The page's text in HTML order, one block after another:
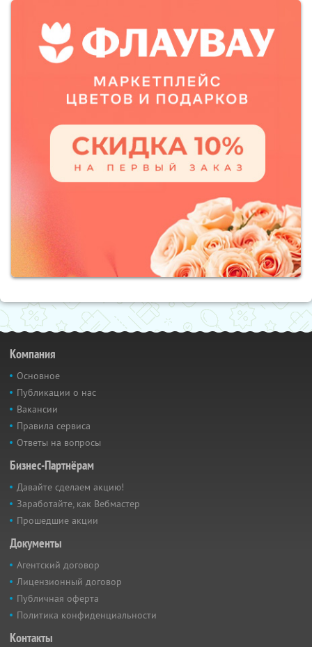
Компания
Основное
Публикации о нас
Вакансии
Правила сервиса
Ответы на вопросы
Бизнес-Партнёрам
Давайте сделаем акцию!
Заработайте, как Вебмастер
Прошедшие акции
Документы
Агентский договор
Лицензионный договор
Публичная оферта
Политика конфиденциальности
Контакты